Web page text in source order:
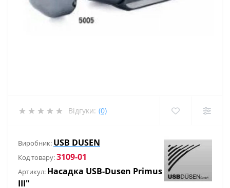
Відгуки: (0)
Виробник: USB DUSEN
Код товару:3109-01
Артикул: Насадка USB-Dusen Primus
III"